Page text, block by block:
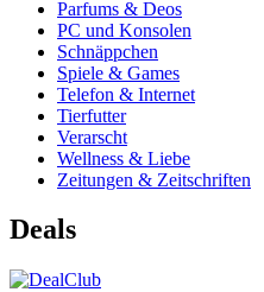
Parfums & Deos
PC und Konsolen
Schnäppchen
Spiele & Games
Telefon & Internet
Tierfutter
Verarscht
Wellness & Liebe
Zeitungen & Zeitschriften
Deals